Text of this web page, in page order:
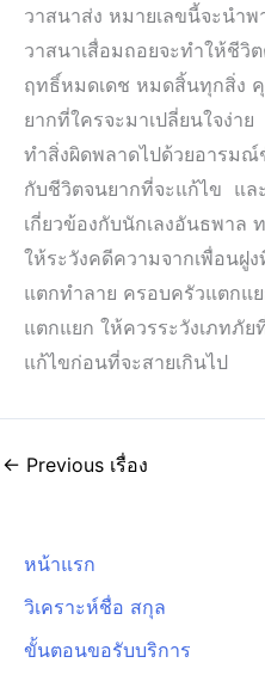
วาสนาส่ง หมายเลขนี้จะนำ
วาสนาเสื่อมถอยจะทำให้ชีวิ
ฤทธิ์หมดเดช หมดสิ้นทุกสิ่ง
ยากที่ใครจะมาเปลี่ยนใจง่า
ทำสิ่งผิดพลาดไปด้วยอารมณ์
กับชีวิตจนยากที่จะแก้ไข แล
เกี่ยวข้องกับนักเลงอันธพาล
ให้ระวังคดีความจากเพื่อนฝู
แตกทำลาย ครอบครัวแตกแ
แตกแยก ให้ควรระวังเภทภั
แก้ไขก่อนที่จะสายเกินไป
← Previous เรื่อง
หน้าแรก
วิเคราะห์ชื่อ สกุล
ขั้นตอนขอรับบริการ